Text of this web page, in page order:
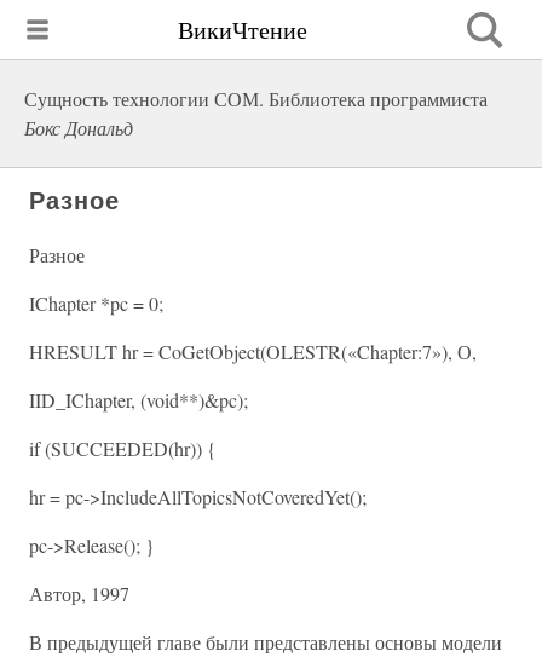
ВикиЧтение
Сущность технологии СОМ. Библиотека программиста
Бокс Дональд
Разное
Разное
IChapter *pc = 0;
HRESULT hr = CoGetObject(OLESTR(«Chapter:7»), О,
IID_IChapter, (void**)&pc);
if (SUCCEEDED(hr)) {
hr = pc->IncludeAllTopicsNotCoveredYet();
pc->Release(); }
Автор, 1997
В предыдущей главе были представлены основы модели